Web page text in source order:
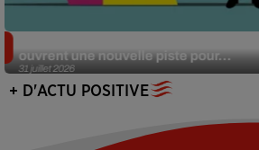
31 juillet 2026
ouvrent une nouvelle piste pour...
+ D'ACTU POSITIVE